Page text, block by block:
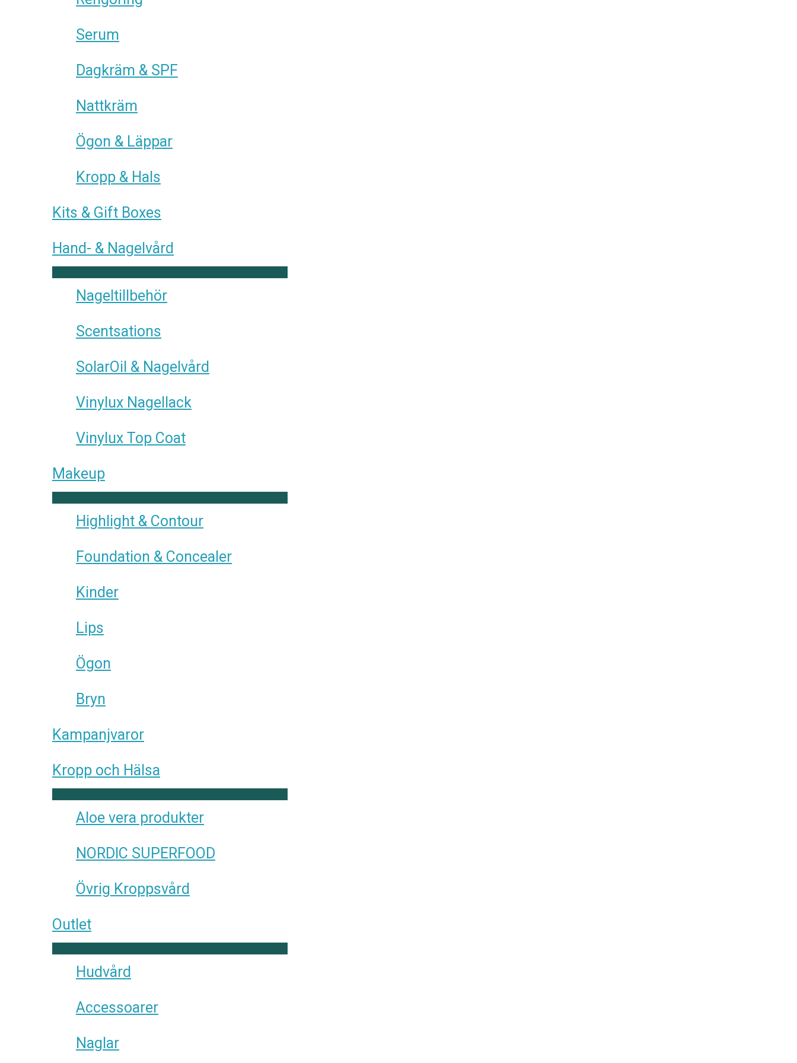
Serum
Dagkräm & SPF
Nattkräm
Ögon & Läppar
Kropp & Hals
Kits & Gift Boxes
Hand- & Nagelvård
Nageltillbehör
Scentsations
SolarOil & Nagelvård
Vinylux Nagellack
Vinylux Top Coat
Makeup
Highlight & Contour
Foundation & Concealer
Kinder
Lips
Ögon
Bryn
Kampanjvaror
Kropp och Hälsa
Aloe vera produkter
NORDIC SUPERFOOD
Övrig Kroppsvård
Outlet
Hudvård
Accessoarer
Naglar